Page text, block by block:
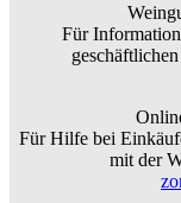
Für
Für Hilfe bei
mit der